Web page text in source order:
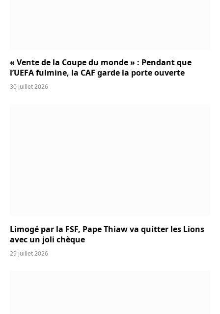
« Vente de la Coupe du monde » : Pendant que
l’UEFA fulmine, la CAF garde la porte ouverte
30 juillet 2026
Limogé par la FSF, Pape Thiaw va quitter les Lions
avec un joli chèque
29 juillet 2026